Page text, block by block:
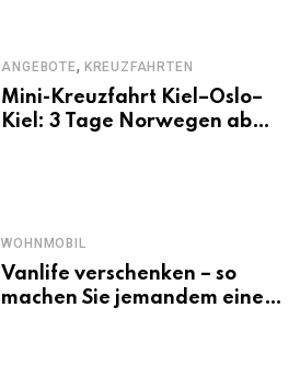
ANGEBOTE, KREUZFAHRTEN
Mini-Kreuzfahrt Kiel–Oslo–
Kiel: 3 Tage Norwegen ab
WOHNMOBIL
Vanlife verschenken – so
machen Sie jemandem eine